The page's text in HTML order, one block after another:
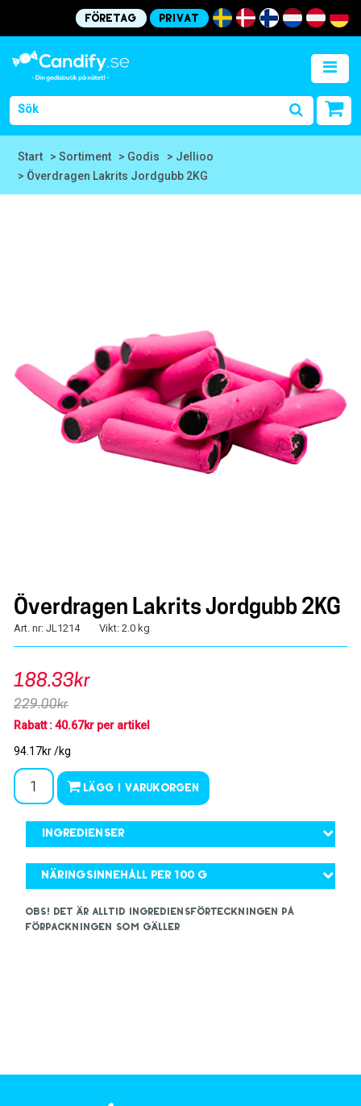
Företag Privat
Start > Sortiment > Godis
> Jellioo
> Överdragen Lakrits Jordgubb 2KG
Överdragen Lakrits Jordgubb 2KG
Art. nr: JL1214 Vikt: 2.0 kg
188.33kr
229.00kr
Rabatt : 40.67kr per artikel
94.17kr /kg
Lägg i varukorgen
Ingredienser
Näringsinnehåll per 100 g
OBS! Det är alltid ingrediensförteckningen på
förpackningen som gäller